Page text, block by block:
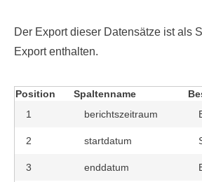
Der Export dieser Datensätze ist als
Export enthalten.
Position Spaltenname
1
berichtszeitraum
2 startdatum
3 enddatum